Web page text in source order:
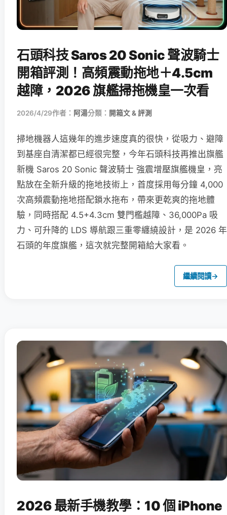
石頭科技 Saros 20 Sonic 聲波騎士
開箱評測！高頻震動拖地＋4.5cm
越障，2026 旗艦掃拖機皇一次看
2026/4/29作者： 阿湯分類： 開箱文 & 評測
掃地機器人這幾年的進步速度真的很快，從吸力、避障
到基座自清潔都已經很完整，今年石頭科技再推出旗艦
新機 Saros 20 Sonic 聲波騎士 強震增壓旗艦機皇，亮
點放在全新升級的拖地技術上，首度採用每分鐘 4,000
次高頻震動拖地搭配鎖水拖布，帶來更乾爽的拖地體
驗，同時搭配 4.5+4.3cm 雙門檻越障、36,000Pa 吸
力、可升降的 LDS 導航跟三重零纏繞設計，是 2026 年
石頭的年度旗艦，這次就完整開箱給大家看。
繼續閱讀→
2026 最新手機教學：10 個 iPhone